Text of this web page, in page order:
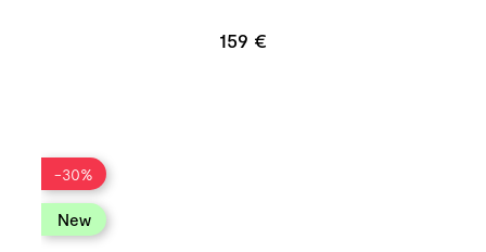
159 €
new
-30%